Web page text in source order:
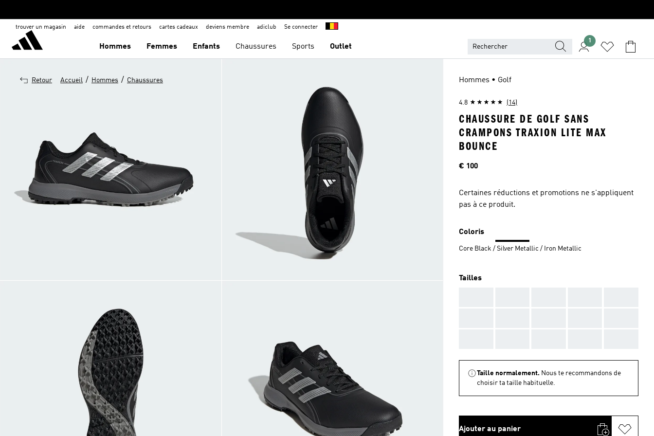
trouver un magasin aide commandes et retours cartes cadeaux deviens membre adiclub Se connecter
Hommes Femmes Enfants Chaussures Sports Outlet
1
Retour Accueil / Hommes / Chaussures Hommes • Golf
4.8 (14)
CHAUSSURE DE GOLF SANS
CRAMPONS TRAXION LITE MAX
BOUNCE
Price
€ 100
Certaines réductions et promotions ne s'appliquent
pas à ce produit.
Coloris
Core Black / Silver Metallic / Iron Metallic
Tailles
Taille normalement. Nous te recommandons de
choisir ta taille habituelle.
Ajouter au panier